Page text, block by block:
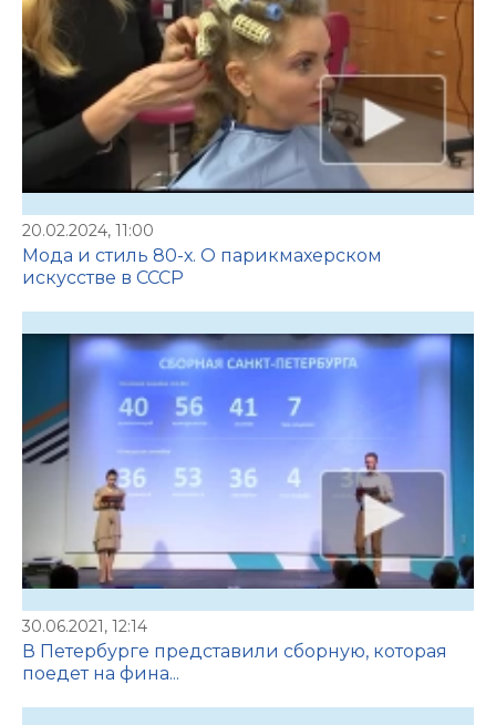
20.02.2024, 11:00
Мода и стиль 80-х. О парикмахерском
искусстве в СССР
30.06.2021, 12:14
В Петербурге представили сборную, которая
поедет на фина...